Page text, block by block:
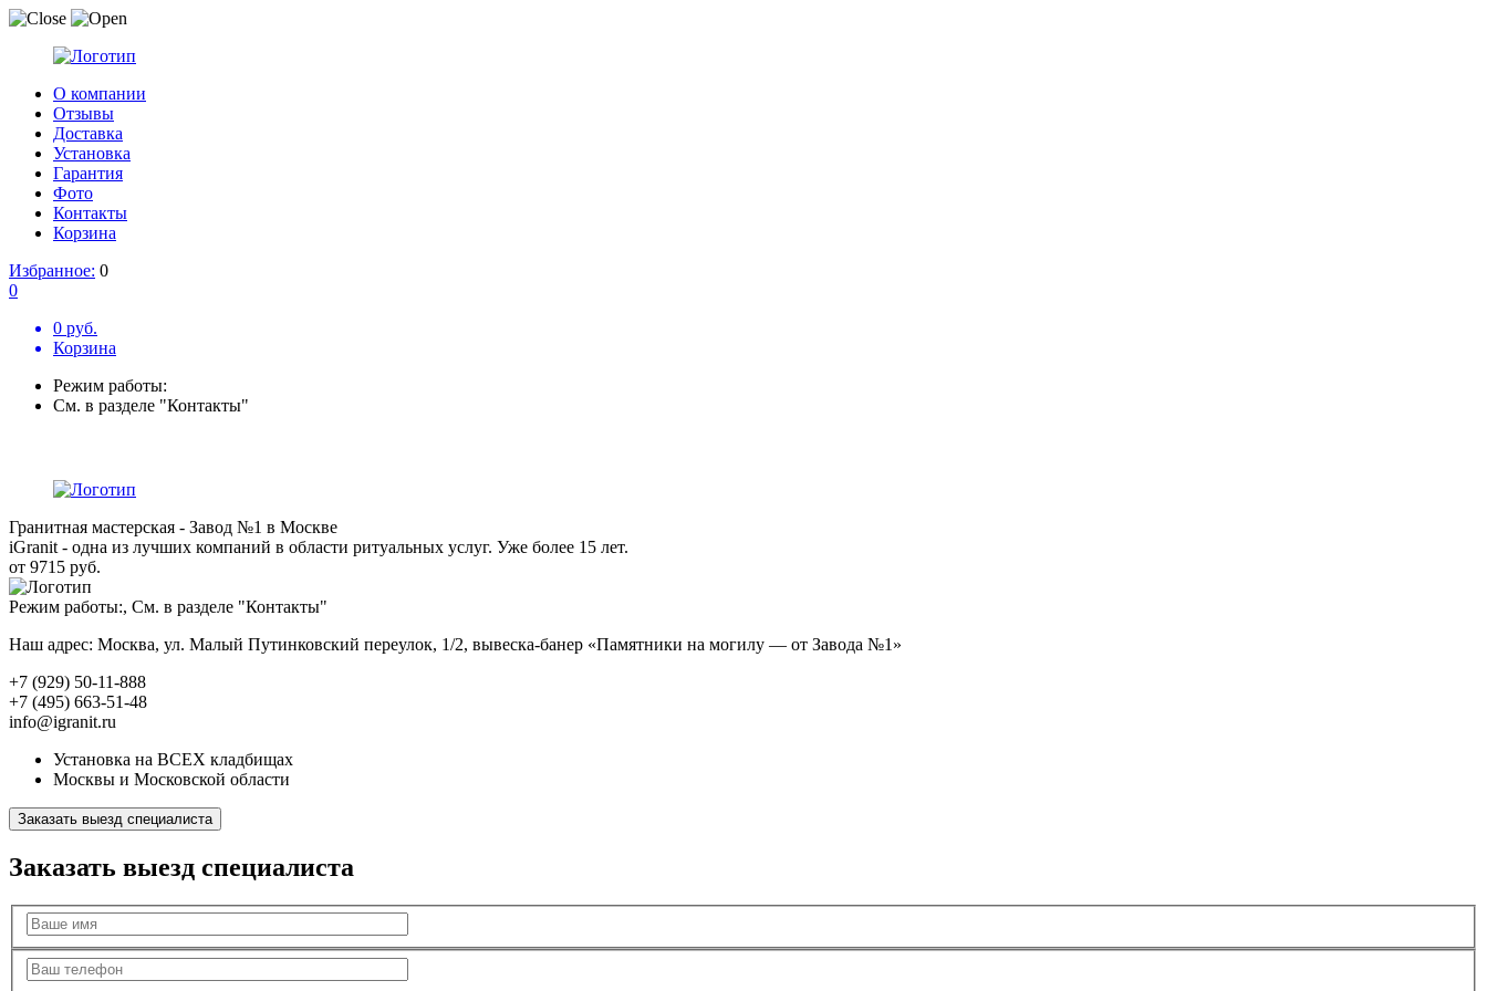
О компании
Отзывы
Доставка
Установка
Гарантия
Фото
Контакты
Корзина
Избранное: 0
0
0 руб.
Корзина
Режим работы:
См. в разделе "Контакты"
Гранитная мастерская - Завод №1 в Москве
iGranit - одна из лучших компаний в области ритуальных услуг. Уже более 15 лет.
от 9715 руб.
Режим работы:, См. в разделе "Контакты"
Наш адрес: Москва, ул. Малый Путинковский переулок, 1/2, вывеска-банер «Памятники на могилу — от Завода №1»
+7 (929) 50-11-888
+7 (495) 663-51-48
info@igranit.ru
Установка на ВСЕХ кладбищах
Москвы и Московской области
Заказать выезд специалиста
Заказать выезд специалиста